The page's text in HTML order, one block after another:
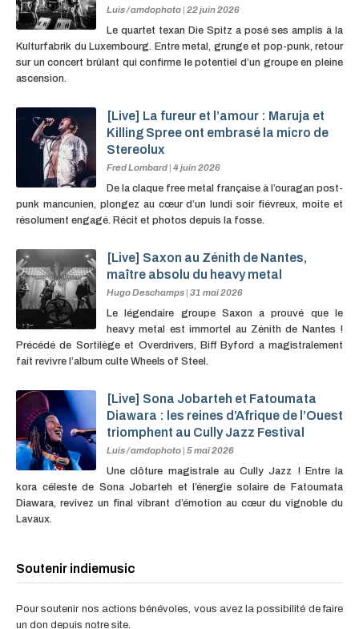
Luis / amdophoto | 22 juin 2026
Le quartet texan Die Spitz a posé ses amplis à la
Kulturfabrik du Luxembourg. Entre metal, grunge et pop-punk, retour
sur un concert brûlant qui confirme le potentiel d’un groupe en pleine
ascension.
[Live] La fureur et l’amour : Maruja et
Killing Spree ont embrasé la micro de
Stereolux
Fred Lombard 4 juin 2026
De la claque free metal française à l’ouragan post-
punk mancunien, plongez au cœur d’un lundi soir fiévreux, moite et
résolument engagé. Récit et photos depuis la fosse.
[Live] Saxon au Zénith de Nantes,
maître absolu du heavy metal
Hugo Deschamps 31 mai 2026
Le légendaire groupe Saxon a prouvé que le
heavy metal est immortel au Zénith de Nantes !
Précédé de Sortilège et Overdrivers, Biff Byford a magistralement
fait revivre l’album culte Wheels of Steel.
[Live] Sona Jobarteh et Fatoumata
Diawara : les reines d’Afrique de l’Ouest
triomphent au Cully Jazz Festival
Luis / amdophoto 5 mai 2026
Une clôture magistrale au Cully Jazz ! Entre la
kora céleste de Sona Jobarteh et l’énergie solaire de Fatoumata
Diawara, revivez un final vibrant d’émotion au cœur du vignoble du
Lavaux.
Soutenir indiemusic
Pour soutenir nos actions bénévoles, vous avez la possibilité de faire
un don depuis notre site.